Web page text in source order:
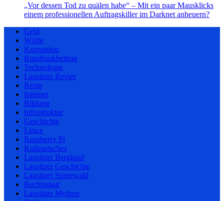
„Vor dessen Tod zu quälen habe“ – Mit ein paar Mausklicks
einem professionellen Auftragskiller im Darknet anheuern?
Geld
Wölfe
Korruption
Rundfunkbeitrag
Technologie
Lausitzer Revier
Rente
Internet
Bildung
Infrastruktur
Geschichte
Linux
Raspberry Pi
Kulinarisches
Lausitzer Bergland
Lausitzer Geschichte
Lausitzer Spreewald
Rechtsstaat
Lausitzer Mythen